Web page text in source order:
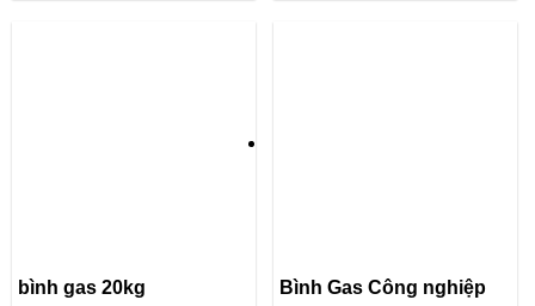
bình gas 20kg
Bình Gas Công nghiệp